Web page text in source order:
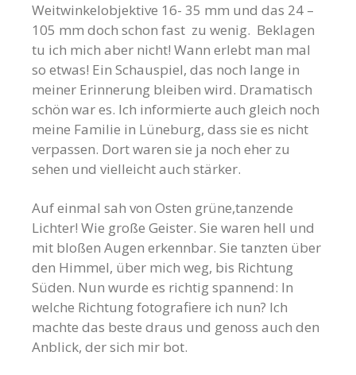
Weitwinkelobjektive 16- 35 mm und das 24 –
105 mm doch schon fast zu wenig. Beklagen
tu ich mich aber nicht! Wann erlebt man mal
so etwas! Ein Schauspiel, das noch lange in
meiner Erinnerung bleiben wird. Dramatisch
schön war es. Ich informierte auch gleich noch
meine Familie in Lüneburg, dass sie es nicht
verpassen. Dort waren sie ja noch eher zu
sehen und vielleicht auch stärker.
Auf einmal sah von Osten grüne,tanzende
Lichter! Wie große Geister. Sie waren hell und
mit bloßen Augen erkennbar. Sie tanzten über
den Himmel, über mich weg, bis Richtung
Süden. Nun wurde es richtig spannend: In
welche Richtung fotografiere ich nun? Ich
machte das beste draus und genoss auch den
Anblick, der sich mir bot.